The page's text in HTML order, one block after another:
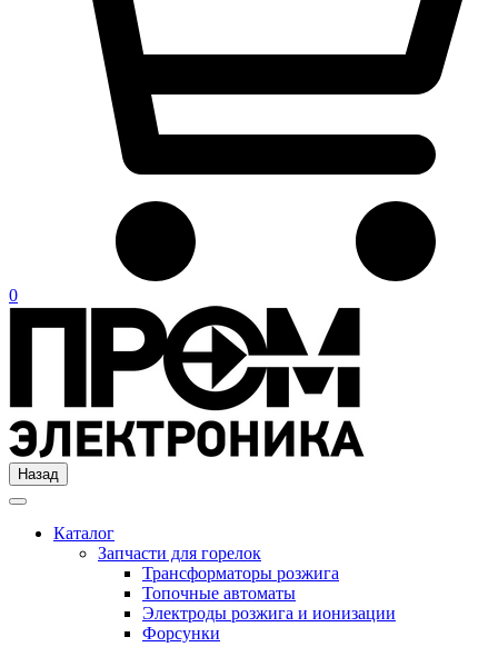
0
Назад
Каталог
Запчасти для горелок
Трансформаторы розжига
Топочные автоматы
Электроды розжига и ионизации
Форсунки